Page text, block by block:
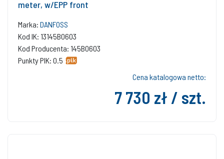
meter, w/EPP front
Marka: DANFOSS
Kod IK: 13145B0603
Kod Producenta: 145B0603
Punkty PIK: 0.5
Cena katalogowa netto:
7 730 zł / szt.